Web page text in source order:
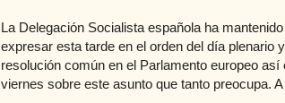
La Delegación Socialista española ha
expresar esta tarde en el orden del día plenario
resolución común en el Parlamento europeo
viernes sobre este asunto que tanto preocupa.